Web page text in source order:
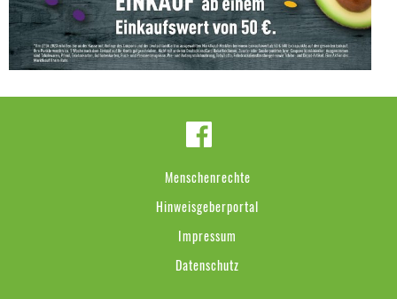
Menschenrechte
Hinweisgeberportal
Impressum
Datenschutz